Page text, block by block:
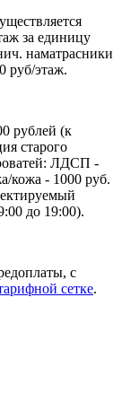
за единицу
наматрасники
руб/этаж.
рублей (к
старого
ЛДСП -
кожа - 1000 руб.
до 19:00).
с
сетке.